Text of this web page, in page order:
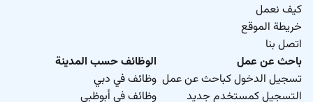
كيف نعمل
خريطة الموقع
اتصل بنا
باحث عن عمل
تسجيل الدخول كباحث عن عمل
التسجيل كمستخدم جديد
الوظائف حسب المدينة
وظائف في دبي
وظائف في أبوظبي